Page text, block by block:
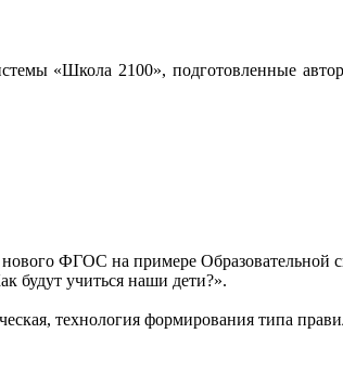
«Школа 2100», подготовленные
ФГОС на примере
будут учиться наши дети?».
технология формирования типа